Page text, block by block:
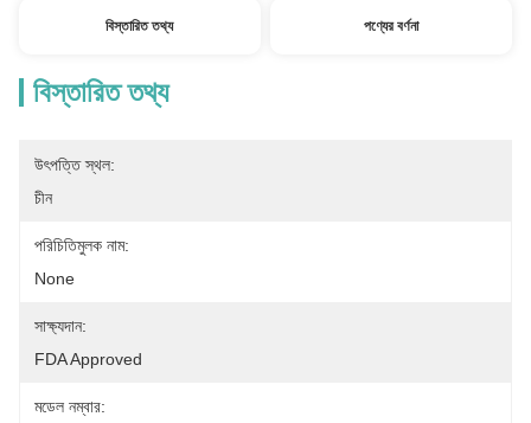
বিস্তারিত তথ্য পণ্যের বর্ণনা
বিস্তারিত তথ্য
উৎপত্তি স্থল:
চীন
পরিচিতিমুলক নাম:
None
সাক্ষ্যদান:
FDA Approved
মডেল নম্বার: